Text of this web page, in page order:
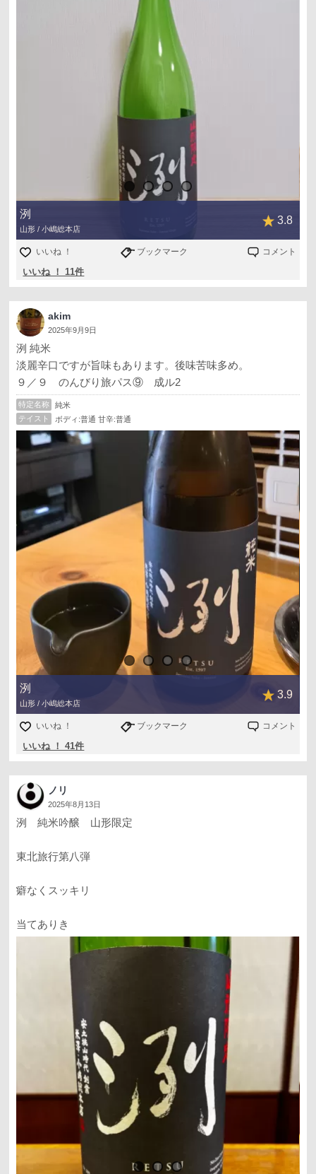
洌
山形 / 小嶋総本店
3.8
いいね ！ ブックマーク コメント
いいね ！ 11件
akim
2025年9月9日
洌 純米
淡麗辛口ですが旨味もあります。後味苦味多め。
９／９ のんびり旅パス⑨ 成ル2
特定名称
純米
テイスト
ボディ:普通 甘辛:普通
洌
山形 / 小嶋総本店
3.9
いいね ！ ブックマーク コメント
いいね ！ 41件
ノリ
2025年8月13日
洌 純米吟醸 山形限定
東北旅行第八弾
癖なくスッキリ
当てありき